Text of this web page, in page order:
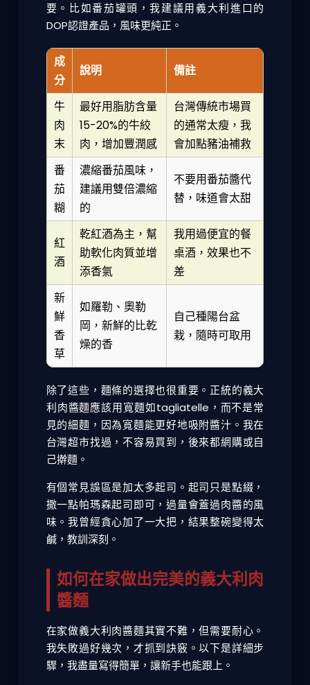
要。比如番茄罐頭，我建議用義大利進口的
DOP認證產品，風味更純正。
成
分
說明 備註
牛
肉
末
最好用脂肪含量
15-20%的牛絞
肉，增加豐潤感
台灣傳統市場買
的通常太瘦，我
會加點豬油補救
番
茄
糊
濃縮番茄風味，
建議用雙倍濃縮
的
不要用番茄醬代
替，味道會太甜
紅
酒
乾紅酒為主，幫
助軟化肉質並增
添香氣
我用過便宜的餐
桌酒，效果也不
差
新
鮮
香
草
如羅勒、奧勒
岡，新鮮的比乾
燥的香
自己種陽台盆
栽，隨時可取用
除了這些，麵條的選擇也很重要。正統的義大
利肉醬麵應該用寬麵如tagliatelle，而不是常
見的細麵，因為寬麵能更好地吸附醬汁。我在
台灣超市找過，不容易買到，後來都網購或自
己擀麵。
有個常見誤區是加太多起司。起司只是點綴，
撒一點帕瑪森起司即可，過量會蓋過肉醬的風
味。我曾經貪心加了一大把，結果整碗變得太
鹹，教訓深刻。
如何在家做出完美的義大利肉
醬麵
在家做義大利肉醬麵其實不難，但需要耐心。
我失敗過好幾次，才抓到訣竅。以下是詳細步
驟，我盡量寫得簡單，讓新手也能跟上。